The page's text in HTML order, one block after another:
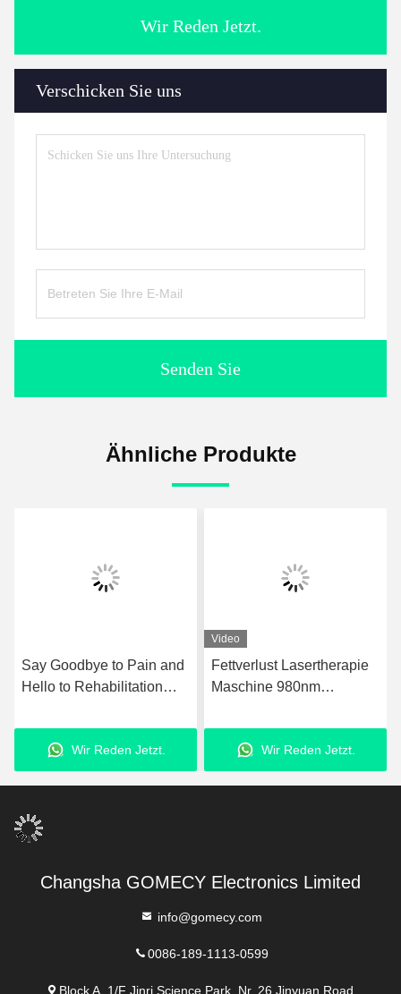
Wir Reden Jetzt.
Verschicken Sie uns
Senden Sie
Ähnliche Produkte
Say Goodbye to Pain and
Hello to Rehabilitation
Ultrasound Pain Relief
Technology Therapy
Device
Wir Reden Jetzt.
Video
Fettverlust Lasertherapie
Maschine 980nm
Fettabsaugungsanlage
Wir Reden Jetzt.
Changsha GOMECY Electronics Limited
info@gomecy.com
0086-189-1113-0599
Block A, 1/F Jinri Science Park, Nr. 26 Jinyuan Road,